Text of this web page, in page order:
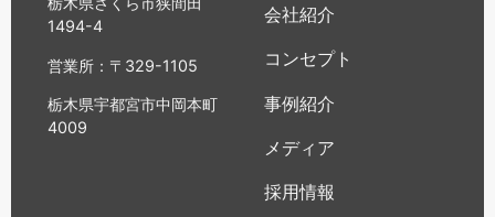
1494-4
営業所：〒329-1105
栃木県宇都宮市中岡本町
4009
会社紹介
コンセプト
事例紹介
メディア
採用情報